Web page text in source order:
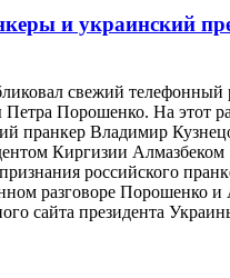
и украинский
свежий
Петра Порошенко. На этот
пранкер Владимир
Киргизии Алмазбеком
российского
разговоре Порошенко и
сайта президента